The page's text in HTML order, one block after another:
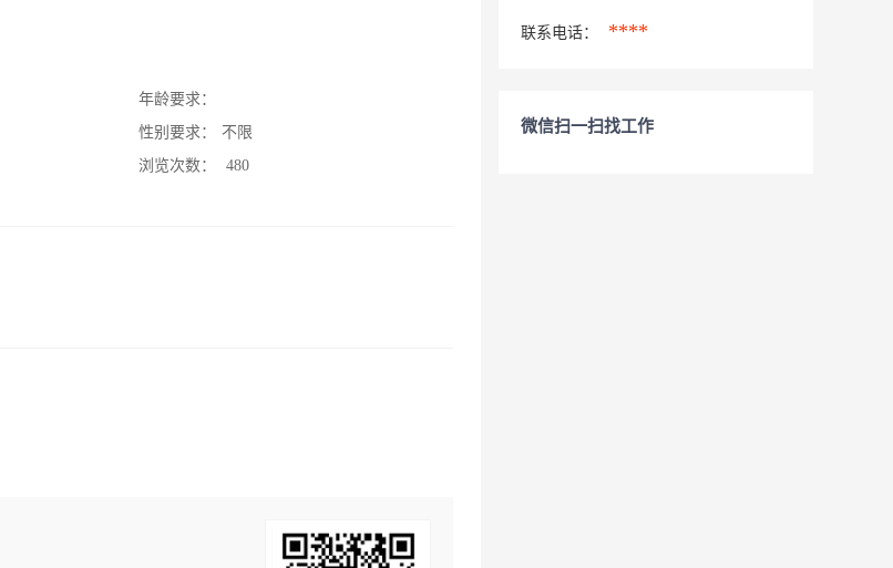
年龄要求：
性别要求：
不限
浏览次数：
480
联系电话： ****
微信扫一扫找工作